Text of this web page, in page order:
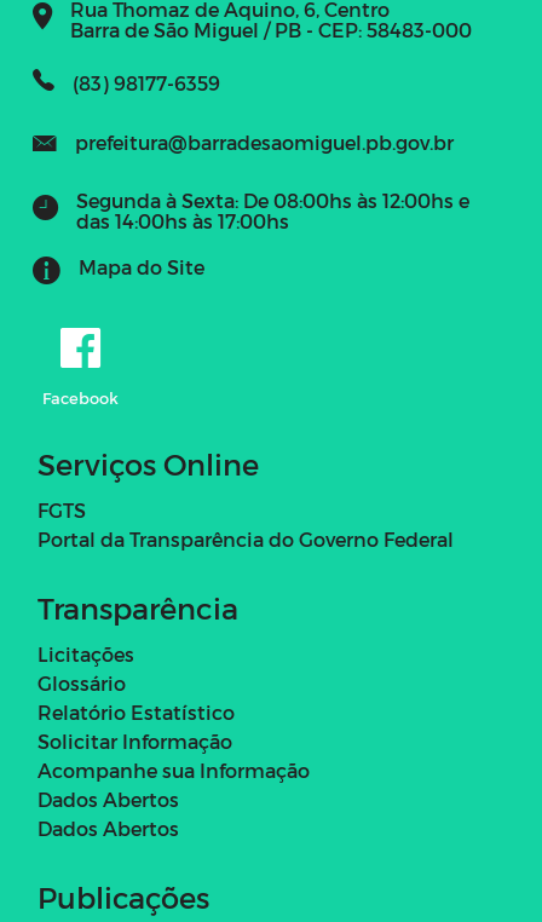
Rua Thomaz de Aquino, 6, Centro
Barra de São Miguel / PB - CEP: 58483-000
(83) 98177-6359
prefeitura@barradesaomiguel.pb.gov.br
Segunda à Sexta: De 08:00hs às 12:00hs e
das 14:00hs às 17:00hs
Mapa do Site
Facebook
Serviços Online
FGTS
Portal da Transparência do Governo Federal
Transparência
Licitações
Glossário
Relatório Estatístico
Solicitar Informação
Acompanhe sua Informação
Dados Abertos
Dados Abertos
Publicações